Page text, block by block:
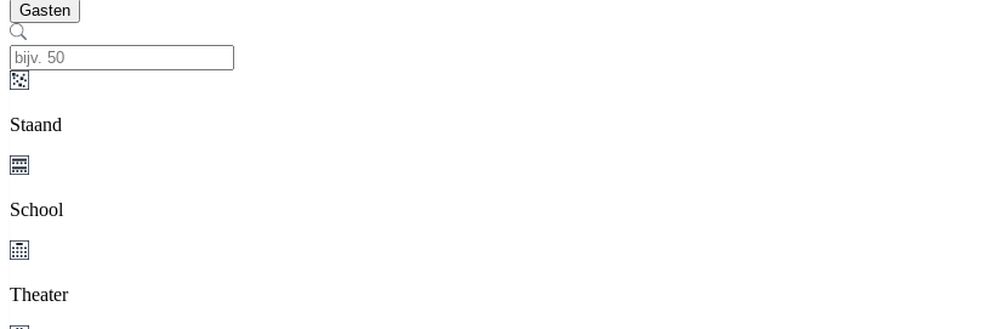
Gasten
Staand
School
Theater